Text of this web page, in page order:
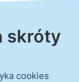
skróty
cookies